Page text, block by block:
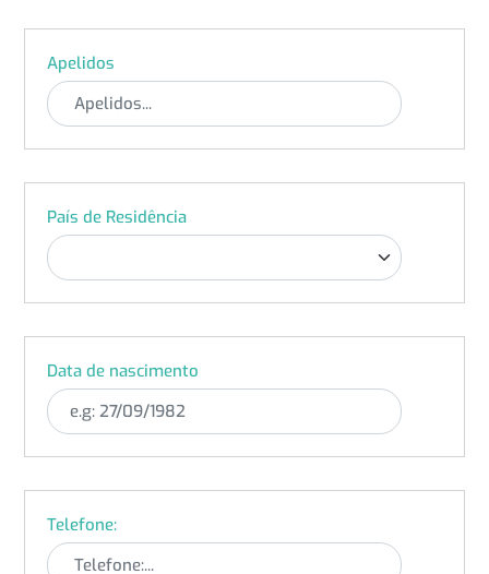
Apelidos
País de Residência
Data de nascimento
Telefone: